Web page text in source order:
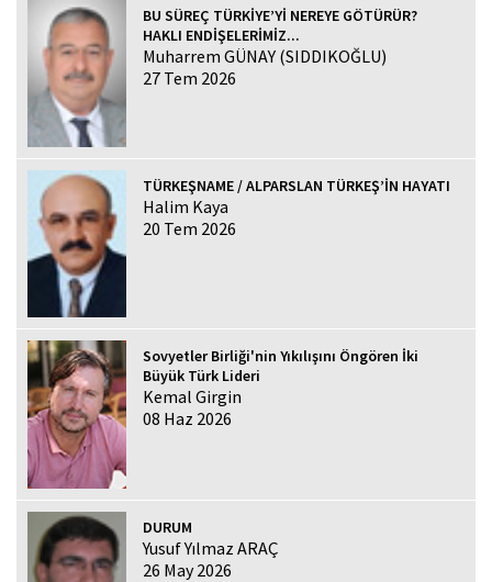
BU SÜREÇ TÜRKİYE’Yİ NEREYE GÖTÜRÜR?
HAKLI ENDİŞELERİMİZ...
Muharrem GÜNAY (SIDDIKOĞLU)
27 Tem 2026
TÜRKEŞNAME / ALPARSLAN TÜRKEŞ’İN HAYATI
Halim Kaya
20 Tem 2026
Sovyetler Birliği'nin Yıkılışını Öngören İki
Büyük Türk Lideri
Kemal Girgin
08 Haz 2026
DURUM
Yusuf Yılmaz ARAÇ
26 May 2026